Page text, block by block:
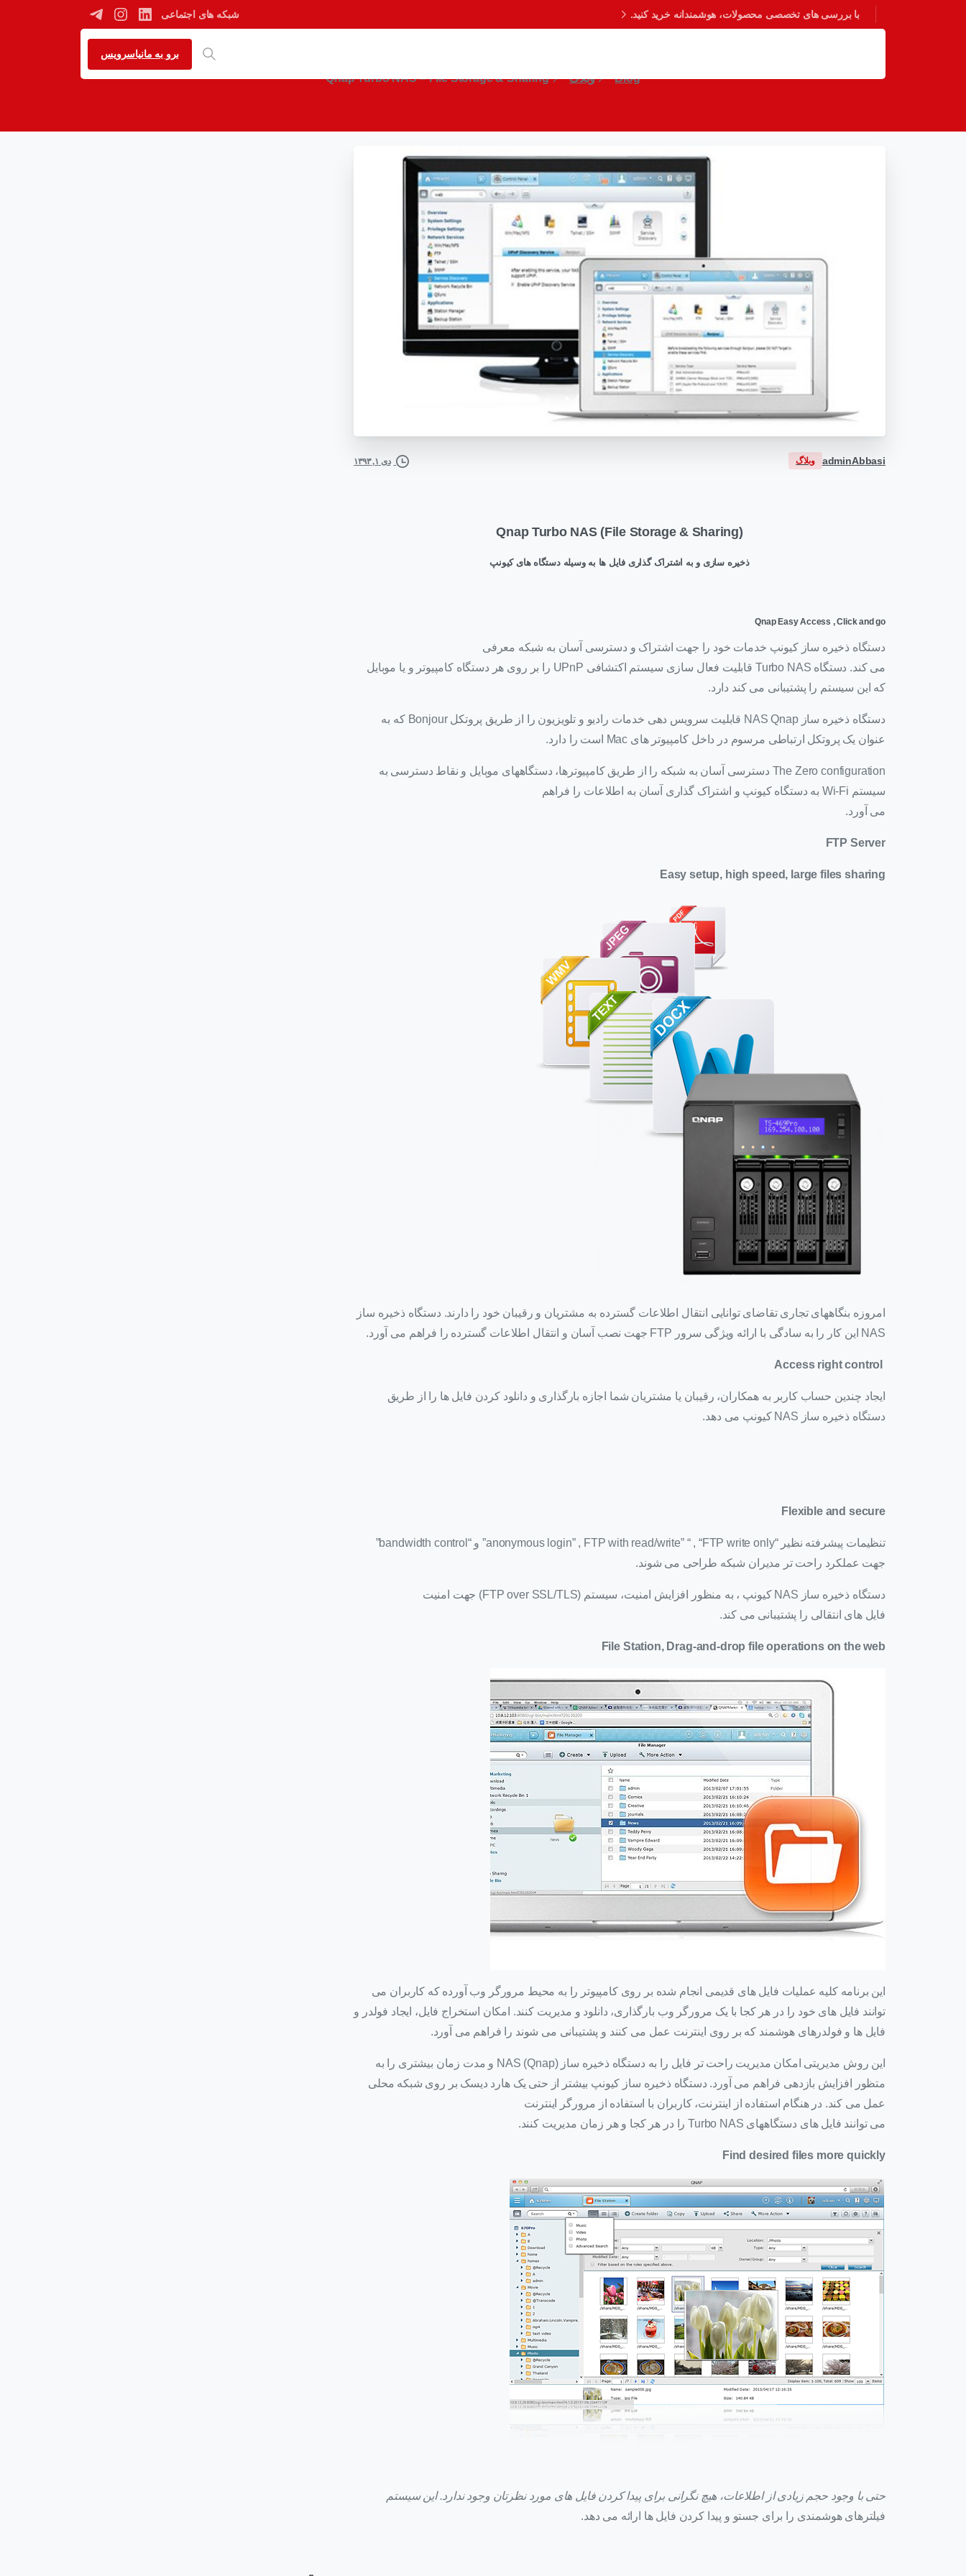
با بررسی های تخصصی محصولات، هوشمندانه خرید کنید. شبکه های اجتماعی
برو به مانیاسرویس
Blog وبلاگ Qnap Turbo NAS – File Storage & Sharing
adminAbbasi وبلاگ دی ۱, ۱۳۹۳
Qnap Turbo NAS (File Storage & Sharing)
ذخیره سازی و به اشتراک گذاری فایل ها به وسیله دستگاه های کیونپ
Qnap Easy Access , Click and go
دستگاه ذخیره ساز کیونپ خدمات خود را جهت اشتراک و دسترسی آسان به شبکه معرفی
می کند. دستگاه Turbo NAS قابلیت فعال سازی سیستم اکتشافی UPnP را بر روی هر دستگاه کامپیوتر و یا موبایل
که این سیستم را پشتیبانی می کند دارد.
دستگاه ذخیره ساز NAS Qnap قابلیت سرویس دهی خدمات رادیو و تلویزیون را از طریق پروتکل Bonjour که به
عنوان یک پروتکل ارتباطی مرسوم در داخل کامپیوتر های Mac است را دارد.
The Zero configuration دسترسی آسان به شبکه را از طریق کامپیوترها، دستگاههای موبایل و نقاط دسترسی به
سیستم Wi-Fi به دستگاه کیونپ و اشتراک گذاری آسان به اطلاعات را فراهم
می آورد.
FTP Server
Easy setup, high speed, large files sharing
امروزه بنگاههای تجاری تقاضای توانایی انتقال اطلاعات گسترده به مشتریان و رقیبان خود را دارند. دستگاه ذخیره ساز
NAS این کار را به سادگی با ارائه ویژگی سرور FTP جهت نصب آسان و انتقال اطلاعات گسترده را فراهم می آورد.
Access right control
ایجاد چندین حساب کاربر به همکاران، رقیبان یا مشتریان شما اجازه بارگذاری و دانلود کردن فایل ها را از طریق
دستگاه ذخیره ساز NAS کیونپ می دهد.
Flexible and secure
تنظیمات پیشرفته نظیر “anonymous login” , FTP with read/write” “ , “FTP write only” و “bandwidth control”
جهت عملکرد راحت تر مدیران شبکه طراحی می شوند.
دستگاه ذخیره ساز NAS کیونپ ، به منظور افزایش امنیت، سیستم (FTP over SSL/TLS) جهت امنیت
فایل های انتقالی را پشتیبانی می کند.
File Station, Drag-and-drop file operations on the web
این برنامه کلیه عملیات فایل های قدیمی انجام شده بر روی کامپیوتر را به محیط مرورگر وب آورده که کاربران می
توانند فایل های خود را در هر کجا با یک مرورگر وب بارگذاری، دانلود و مدیریت کنند. امکان استخراج فایل، ایجاد فولدر و
فایل ها و فولدرهای هوشمند که بر روی اینترنت عمل می کنند و پشتیبانی می شوند را فراهم می آورد.
این روش مدیریتی امکان مدیریت راحت تر فایل را به دستگاه ذخیره ساز (NAS (Qnap و مدت زمان بیشتری را به
متظور افزایش بازدهی فراهم می آورد. دستگاه ذخیره ساز کیونپ بیشتر از حتی یک هارد دیسک بر روی شبکه محلی
عمل می کند. در هنگام استفاده از اینترنت، کاربران با استفاده از مرورگر اینترنت
می توانند فایل های دستگاههای Turbo NAS را در هر کجا و هر زمان مدیریت کنند.
Find desired files more quickly
حتی با وجود حجم زیادی از اطلاعات، هیچ نگرانی برای پیدا کردن فایل های مورد نظرتان وجود ندارد. این سیستم
فیلترهای هوشمندی را برای جستو و پیدا کردن فایل ها ارائه می دهد.